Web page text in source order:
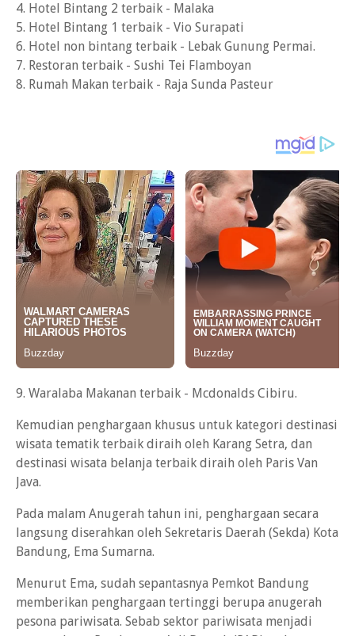
4. Hotel Bintang 2 terbaik - Malaka
5. Hotel Bintang 1 terbaik - Vio Surapati
6. Hotel non bintang terbaik - Lebak Gunung Permai.
7. Restoran terbaik - Sushi Tei Flamboyan
8. Rumah Makan terbaik - Raja Sunda Pasteur
9. Waralaba Makanan terbaik - Mcdonalds Cibiru.
Kemudian penghargaan khusus untuk kategori destinasi
wisata tematik terbaik diraih oleh Karang Setra, dan
destinasi wisata belanja terbaik diraih oleh Paris Van
Java.
Pada malam Anugerah tahun ini, penghargaan secara
langsung diserahkan oleh Sekretaris Daerah (Sekda) Kota
Bandung, Ema Sumarna.
Menurut Ema, sudah sepantasnya Pemkot Bandung
memberikan penghargaan tertinggi berupa anugerah
pesona pariwisata. Sebab sektor pariwisata menjadi